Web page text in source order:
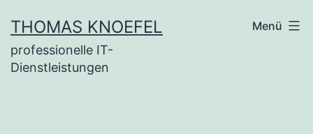
Inhalt
springen
THOMAS KNOEFEL
professionelle IT-
Dienstleistungen
Menü